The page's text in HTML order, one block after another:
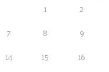
1
2
7 8
9
14 15
16